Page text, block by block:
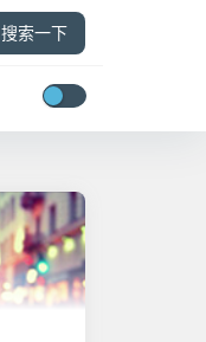
搜索一下